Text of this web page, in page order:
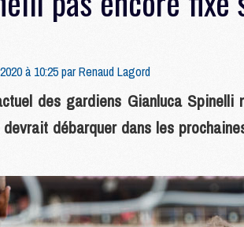
à 10:25 parRenaud Lagord
des gardiens Gianluca Spinelli
débarquer dans les